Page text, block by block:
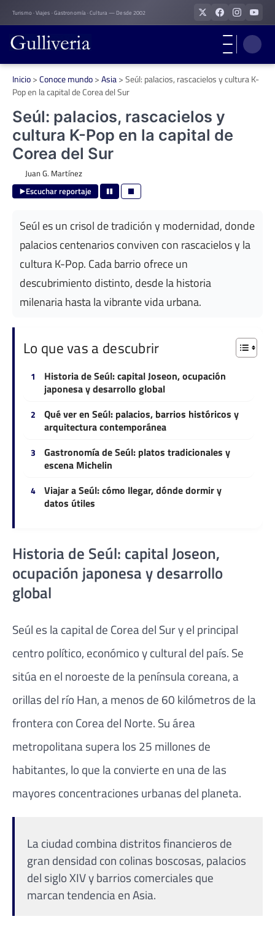
Skip
to
content
Turismo · Viajes · Gastronomía · Cultura — Desde 2002
Inicio>Conoce mundo>Asia>Seúl: palacios, rascacielos y cultura K-
Pop en la capital de Corea del Sur
Seúl: palacios, rascacielos y
cultura K-Pop en la capital de
Corea del Sur
Juan G. Martínez
Escuchar reportaje
Seúl es un crisol de tradición y modernidad, donde
palacios centenarios conviven con rascacielos y la
cultura K-Pop. Cada barrio ofrece un
descubrimiento distinto, desde la historia
milenaria hasta la vibrante vida urbana.
Lo que vas a descubrir
Historia de Seúl: capital Joseon, ocupación
japonesa y desarrollo global
Qué ver en Seúl: palacios, barrios históricos y
arquitectura contemporánea
Gastronomía de Seúl: platos tradicionales y
escena Michelin
Viajar a Seúl: cómo llegar, dónde dormir y
datos útiles
Historia de Seúl: capital Joseon,
ocupación japonesa y desarrollo
global
Seúl es la capital de Corea del Sury el principal
centro político, económico y cultural del país. Se
sitúa en el noroeste de la península coreana, a
orillas del río Han, a menos de 60 kilómetros de la
frontera con Corea del Norte. Su área
metropolitana supera los 25 millones de
habitantes, lo que la convierte en una de las
mayores concentraciones urbanas del planeta.
La ciudad combina distritos financieros de
gran densidad con colinas boscosas, palacios
del siglo XIV y barrios comerciales que
marcan tendencia en Asia.